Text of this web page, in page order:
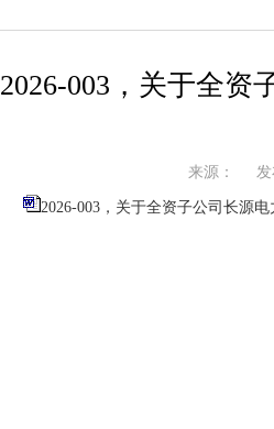
2026-003，关于全资
来源： 发
2026-003，关于全资子公司长源